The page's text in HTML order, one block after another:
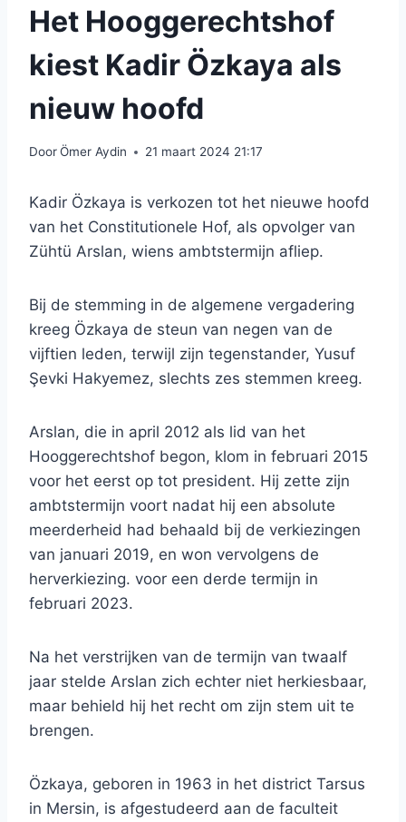
Het Hooggerechtshof
kiest Kadir Özkaya als
nieuw hoofd
DoorÖmer Aydin 21 maart 2024 21:17
Kadir Özkaya is verkozen tot het nieuwe hoofd
van het Constitutionele Hof, als opvolger van
Zühtü Arslan, wiens ambtstermijn afliep.
Bij de stemming in de algemene vergadering
kreeg Özkaya de steun van negen van de
vijftien leden, terwijl zijn tegenstander, Yusuf
Şevki Hakyemez, slechts zes stemmen kreeg.
Arslan, die in april 2012 als lid van het
Hooggerechtshof begon, klom in februari 2015
voor het eerst op tot president. Hij zette zijn
ambtstermijn voort nadat hij een absolute
meerderheid had behaald bij de verkiezingen
van januari 2019, en won vervolgens de
herverkiezing. voor een derde termijn in
februari 2023.
Na het verstrijken van de termijn van twaalf
jaar stelde Arslan zich echter niet herkiesbaar,
maar behield hij het recht om zijn stem uit te
brengen.
Özkaya, geboren in 1963 in het district Tarsus
in Mersin, is afgestudeerd aan de faculteit